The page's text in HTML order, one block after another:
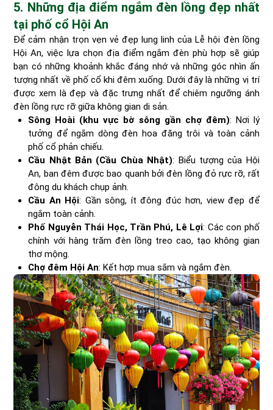
5. Những địa điểm ngắm đèn lồng đẹp nhất
tại phố cổ Hội An
Để cảm nhận trọn vẹn vẻ đẹp lung linh của Lễ hội đèn lồng
Hội An, việc lựa chọn địa điểm ngắm đèn phù hợp sẽ giúp
bạn có những khoảnh khắc đáng nhớ và những góc nhìn ấn
tượng nhất về phố cổ khi đêm xuống. Dưới đây là những vị trí
được xem là đẹp và đặc trưng nhất để chiêm ngưỡng ánh
đèn lồng rực rỡ giữa không gian di sản.
Sông Hoài (khu vực bờ sông gần chợ đêm): Nơi lý
tưởng để ngắm dòng đèn hoa đăng trôi và toàn cảnh
phố cổ phản chiếu.
Cầu Nhật Bản (Cầu Chùa Nhật): Biểu tượng của Hội
An, ban đêm được bao quanh bởi đèn lồng đỏ rực rỡ, rất
đông du khách chụp ảnh.
Cầu An Hội: Gần sông, ít đông đúc hơn, view đẹp để
ngắm toàn cảnh.
Phố Nguyễn Thái Học, Trần Phú, Lê Lợi: Các con phố
chính với hàng trăm đèn lồng treo cao, tạo không gian
thơ mộng.
Chợ đêm Hội An: Kết hợp mua sắm và ngắm đèn.